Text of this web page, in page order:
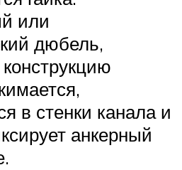
или
дюбель,
в стенки канала и
анкерный